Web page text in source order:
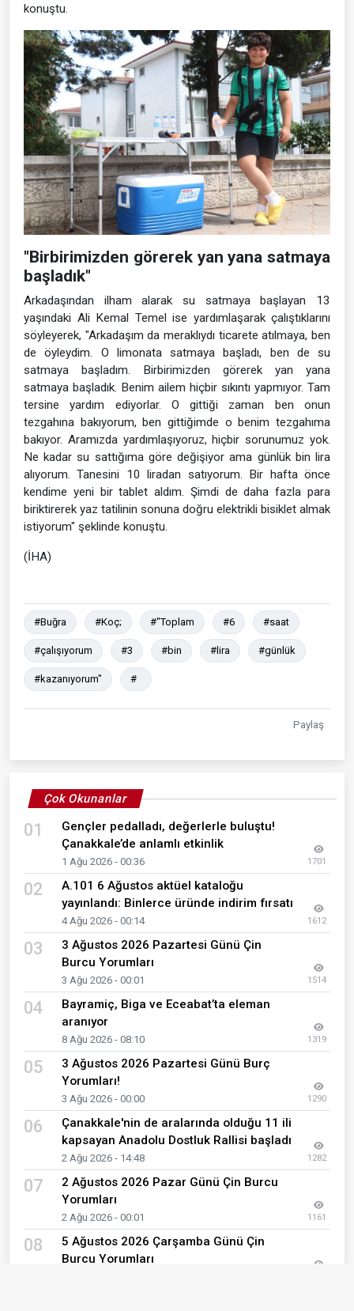
konuştu.
"Birbirimizden görerek yan yana satmaya
başladık"
Arkadaşından ilham alarak su satmaya başlayan 13
yaşındaki Ali Kemal Temel ise yardımlaşarak çalıştıklarını
söyleyerek, "Arkadaşım da meraklıydı ticarete atılmaya, ben
de öyleydim. O limonata satmaya başladı, ben de su
satmaya başladım. Birbirimizden görerek yan yana
satmaya başladık. Benim ailem hiçbir sıkıntı yapmıyor. Tam
tersine yardım ediyorlar. O gittiği zaman ben onun
tezgahına bakıyorum, ben gittiğimde o benim tezgahıma
bakıyor. Aramızda yardımlaşıyoruz, hiçbir sorunumuz yok.
Ne kadar su sattığıma göre değişiyor ama günlük bin lira
alıyorum. Tanesini 10 liradan satıyorum. Bir hafta önce
kendime yeni bir tablet aldım. Şimdi de daha fazla para
biriktirerek yaz tatilinin sonuna doğru elektrikli bisiklet almak
istiyorum" şeklinde konuştu.
(İHA)
#Buğra #Koç; #"Toplam #6 #saat
#çalışıyorum #3 #bin #lira #günlük
#kazanıyorum" #
Paylaş
Çok Okunanlar
01
Gençler pedalladı, değerlerle buluştu!
Çanakkale’de anlamlı etkinlik
1 Ağu 2026 - 00:36 1701
02
A.101 6 Ağustos aktüel kataloğu
yayınlandı: Binlerce üründe indirim fırsatı
4 Ağu 2026 - 00:14 1612
03
3 Ağustos 2026 Pazartesi Günü Çin
Burcu Yorumları
3 Ağu 2026 - 00:01 1514
04
Bayramiç, Biga ve Eceabat’ta eleman
aranıyor
8 Ağu 2026 - 08:10 1319
05
3 Ağustos 2026 Pazartesi Günü Burç
Yorumları!
3 Ağu 2026 - 00:00 1290
06
Çanakkale'nin de aralarında olduğu 11 ili
kapsayan Anadolu Dostluk Rallisi başladı
2 Ağu 2026 - 14:48 1282
07
2 Ağustos 2026 Pazar Günü Çin Burcu
Yorumları
2 Ağu 2026 - 00:01 1161
08
5 Ağustos 2026 Çarşamba Günü Çin
Burcu Yorumları